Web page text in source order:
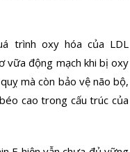
trình oxy hóa của LDL
vữa động mạch khi bị oxy
mà còn bảo vệ não bộ,
cao trong cấu trúc của